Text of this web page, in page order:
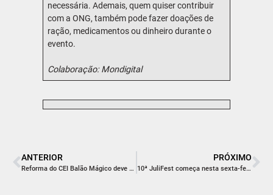
necessária. Ademais, quem quiser contribuir
com a ONG, também pode fazer doações de
ração, medicamentos ou dinheiro durante o
evento.
Colaboração: Mondigital
ANTERIOR
Reforma do CEI Balão Mágico deve ser finalizada em 8 meses
PRÓXIMO
10ª JuliFest começa nesta sexta-feira em Balneário Rincão